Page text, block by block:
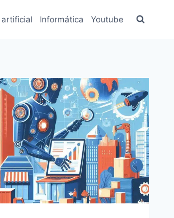
artificial Informática Youtube